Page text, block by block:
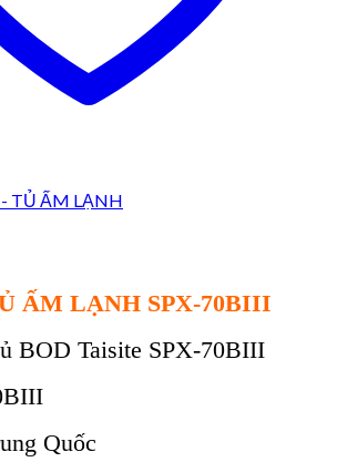
TỦ ẤM LẠNH
ẤM LẠNH SPX-70BIII
BOD Taisite SPX-70BIII
Quốc